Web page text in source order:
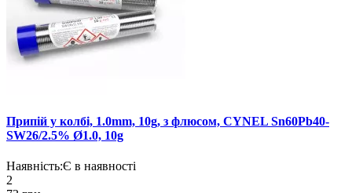
Припій у колбі, 1.0mm, 10g, з флюсом, CYNEL Sn60Pb40-
SW26/2.5% Ø1.0, 10g
Наявність:Є в наявності
2